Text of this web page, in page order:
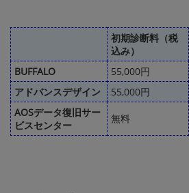
初期診断料（税
込み）
BUFFALO
55,000円
アドバンスデザイン
55,000円
AOSデータ復旧サー
ビスセンター
無料